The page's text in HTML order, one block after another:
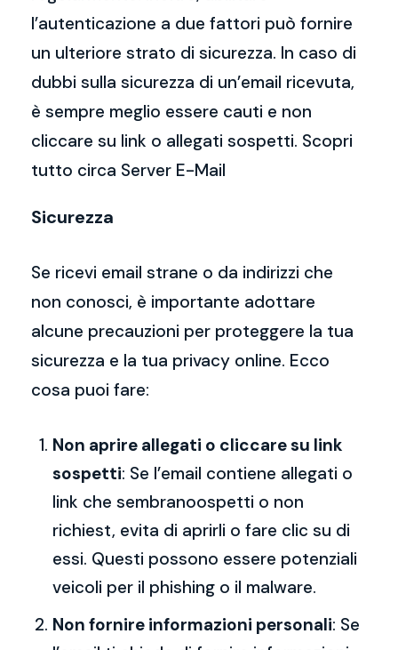
l’autenticazione a due fattori può fornire
un ulteriore strato di sicurezza. In caso di
dubbi sulla sicurezza di un’email ricevuta,
è sempre meglio essere cauti e non
cliccare su link o allegati sospetti. Scopri
tutto circa Server E-Mail
Sicurezza
Se ricevi email strane o da indirizzi che
non conosci, è importante adottare
alcune precauzioni per proteggere la tua
sicurezza e la tua privacy online. Ecco
cosa puoi fare:
Non aprire allegati o cliccare su link
sospetti: Se l’email contiene allegati o
link che sembranoospetti o non
richiest, evita di aprirli o fare clic su di
essi. Questi possono essere potenziali
veicoli per il phishing o il malware.
Non fornire informazioni personali: Se